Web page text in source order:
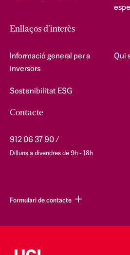
Enllaços d'interès
Informació general per a
inversors
Qui
Sostenibilitat ESG
Contacte
912 06 37 90
Dilluns a divendres de 9h - 18h
Formulari de contacte